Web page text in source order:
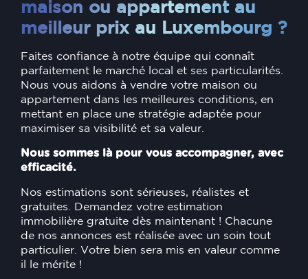
maison ou appartement au
meilleur prix au Luxembourg ?
Faites confiance à notre équipe qui connaît
parfaitement le marché local et ses particularités.
Nous vous aidons à vendre votre maison ou
appartement dans les meilleures conditions, en
mettant en place une stratégie adaptée pour
maximiser sa visibilité et sa valeur.
Nous sommes là pour vous accompagner, avec
efficacité.
Nos estimations sont sérieuses, réalistes et
gratuites. Demandez votre estimation
immobilière gratuite dès maintenant ! Chacune
de nos annonces est réalisée avec un soin tout
particulier. Votre bien sera mis en valeur comme
il le mérite !